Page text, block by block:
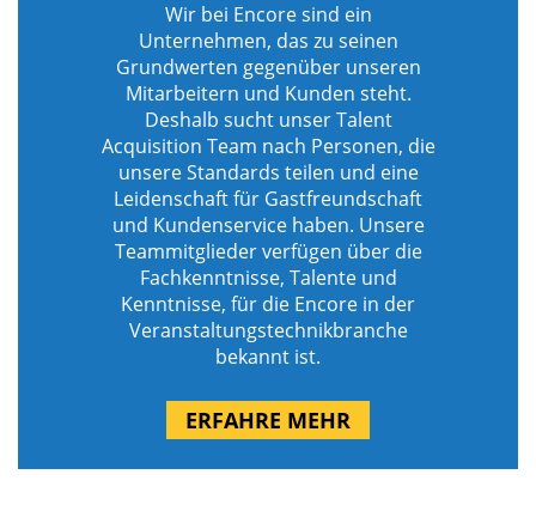
Wir bei Encore sind ein
Unternehmen, das zu seinen
Grundwerten gegenüber unseren
Mitarbeitern und Kunden steht.
Deshalb sucht unser Talent
Acquisition Team nach Personen, die
unsere Standards teilen und eine
Leidenschaft für Gastfreundschaft
und Kundenservice haben. Unsere
Teammitglieder verfügen über die
Fachkenntnisse, Talente und
Kenntnisse, für die Encore in der
Veranstaltungstechnikbranche
bekannt ist.
ERFAHRE MEHR